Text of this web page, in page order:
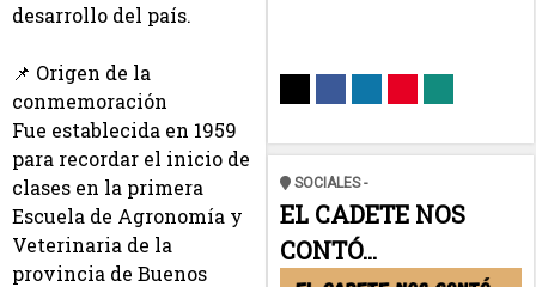
desarrollo del país.
📌 Origen de la
conmemoración
Fue establecida en 1959
para recordar el inicio de
clases en la primera
Escuela de Agronomía y
Veterinaria de la
provincia de Buenos
SOCIALES -
EL CADETE NOS
CONTÓ...